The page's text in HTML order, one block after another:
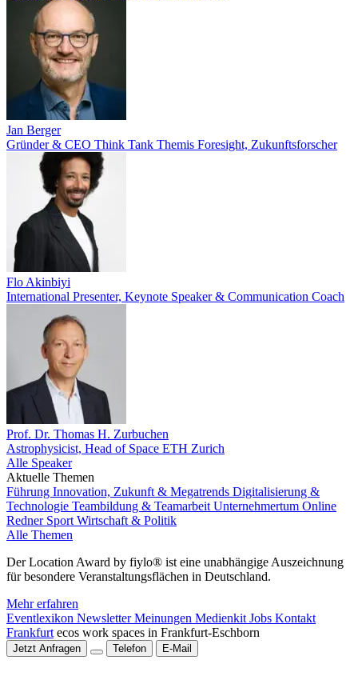
Jan Berger
Gründer & CEO Think Tank Themis Foresight, Zukunftsforscher
Flo Akinbiyi
International Presenter, Keynote Speaker & Communication Coach
Prof. Dr. Thomas H. Zurbuchen
Astrophysicist, Head of Space ETH Zurich
Alle Speaker
Aktuelle Themen
Führung Innovation, Zukunft & Megatrends Digitalisierung &
Technologie Teambildung & Teamarbeit Unternehmertum Online
Redner Sport Wirtschaft & Politik
Alle Themen
Der Location Award by fiylo® ist eine unabhängige Auszeichnung
für besondere Veranstaltungsflächen in Deutschland.
Mehr erfahren
Eventlexikon NewsletterMeinungen Medienkit Jobs Kontakt
Frankfurt ecos work spaces in Frankfurt-Eschborn
Jetzt Anfragen Telefon E-Mail